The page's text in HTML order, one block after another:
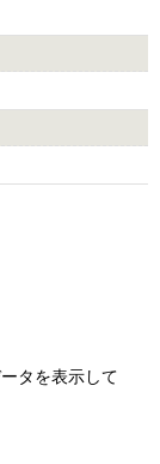
タを表示して